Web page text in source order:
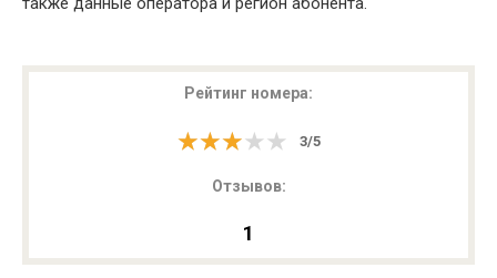
Рейтинг номера:
★★★★★
★★★★★ 3/5
Отзывов:
1